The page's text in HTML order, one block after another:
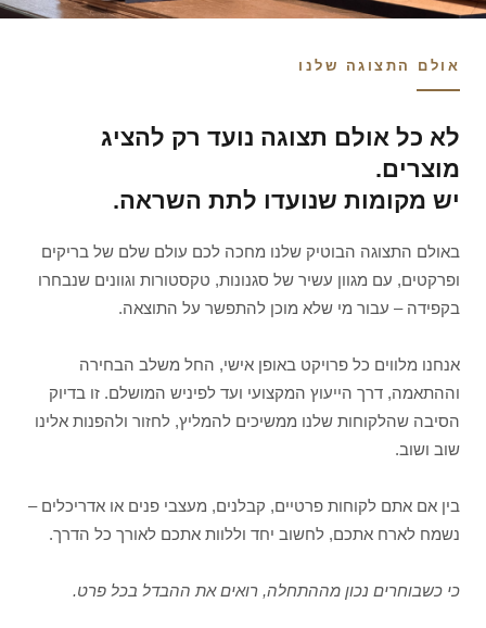
אולם התצוגה שלנו
לא כל אולם תצוגה נועד רק להציג
מוצרים.
יש מקומות שנועדו לתת השראה.
באולם התצוגה הבוטיק שלנו מחכה לכם עולם שלם של בריקים
ופרקטים, עם מגוון עשיר של סגנונות, טקסטורות וגוונים שנבחרו
בקפידה – עבור מי שלא מוכן להתפשר על התוצאה.
אנחנו מלווים כל פרויקט באופן אישי, החל משלב הבחירה
וההתאמה, דרך הייעוץ המקצועי ועד לפיניש המושלם. זו בדיוק
הסיבה שהלקוחות שלנו ממשיכים להמליץ, לחזור ולהפנות אלינו
שוב ושוב.
בין אם אתם לקוחות פרטיים, קבלנים, מעצבי פנים או אדריכלים –
נשמח לארח אתכם, לחשוב יחד וללוות אתכם לאורך כל הדרך.
כי כשבוחרים נכון מההתחלה, רואים את ההבדל בכל פרט.